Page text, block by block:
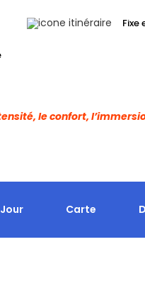
Fixe
le confort,
Carte